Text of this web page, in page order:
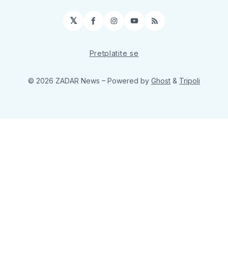
𝕏 Facebook
Instagram
YouTube
RSS
Pretplatite se
© 2026 ZADAR News – Powered by Ghost & Tripoli